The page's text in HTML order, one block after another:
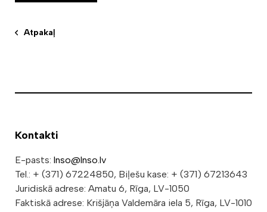
Atpakaļ
Kontakti
E-pasts: lnso@lnso.lv
Tel.: + (371) 67224850, Biļešu kase: + (371) 67213643
Juridiskā adrese: Amatu 6, Rīga, LV-1050
Faktiskā adrese: Krišjāņa Valdemāra iela 5, Rīga, LV-1010